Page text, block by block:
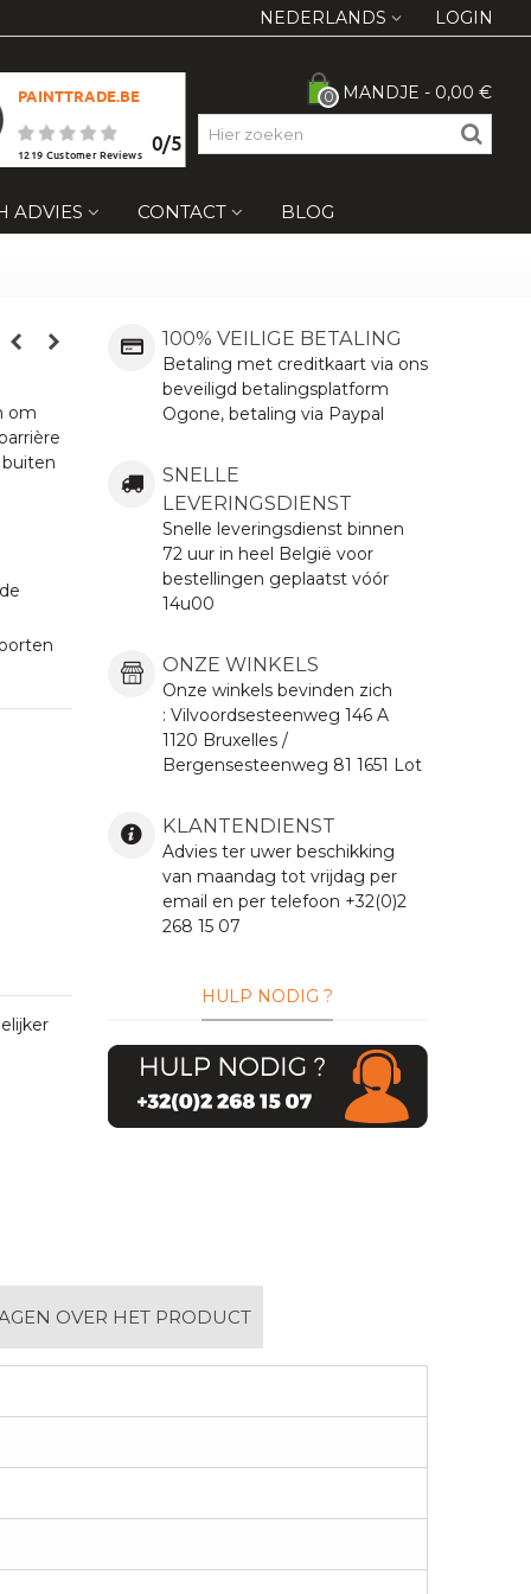
LOGIN
NEDERLANDS
PAINTTRADE.BE
0/5
1219 Customer Reviews
0 MANDJE - 0,00 €
ADVIES CONTACT BLOG
om
100% VEILIGE BETALING
Betaling met creditkaart via ons
beveiligd betalingsplatform
Ogone, betaling via Paypal
SNELLE
LEVERINGSDIENST
Snelle leveringsdienst binnen
72 uur in heel België voor
bestellingen geplaatst vóór
14u00
ONZE WINKELS
Onze winkels bevinden zich
: Vilvoordsesteenweg 146 A
1120 Bruxelles /
Bergensesteenweg 81 1651 Lot
KLANTENDIENST
Advies ter uwer beschikking
van maandag tot vrijdag per
email en per telefoon +32(0)2
268 15 07
HULP NODIG ?
OVER HET PRODUCT